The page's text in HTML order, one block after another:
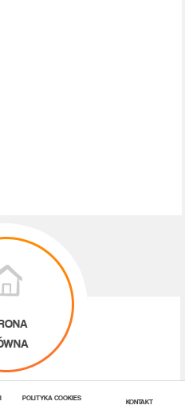
POLITYKA COOKIES KONTAKT